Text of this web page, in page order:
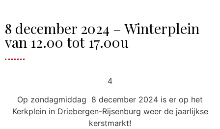
8 december 2024 – Winterplein
van 12.00 tot 17.00u
4
Op zondagmiddag 8 december 2024 is er op het
Kerkplein in Driebergen-Rijsenburg weer de jaarlijkse
kerstmarkt!